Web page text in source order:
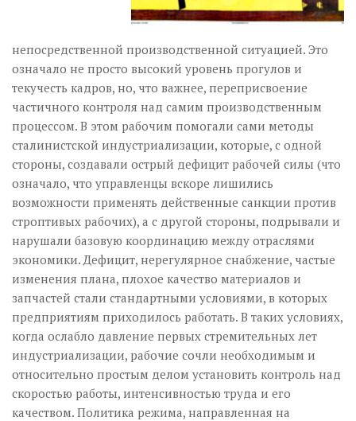
непосредственной производственной ситуацией. Это
означало не просто высокий уровень прогулов и
текучесть кадров, но, что важнее, переприсвоение
частичного контроля над самим производственным
процессом. В этом рабочим помогали сами методы
сталинистской индустриализации, которые, с одной
стороны, создавали острый дефицит рабочей силы (что
означало, что управленцы вскоре лишились
возможности применять действенные санкции против
строптивых рабочих), а с другой стороны, подрывали и
нарушали базовую координацию между отраслями
экономики. Дефицит, нерегулярное снабжение, частые
изменения плана, плохое качество материалов и
запчастей стали стандартными условиями, в которых
предприятиям приходилось работать. В таких условиях,
когда ослабло давление первых стремительных лет
индустриализации, рабочие сочли необходимым и
относительно простым делом установить контроль над
скоростью работы, интенсивностью труда и его
качеством. Политика режима, направленная на